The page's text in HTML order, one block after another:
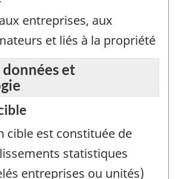
entreprises, aux
et liés à la propriété
données et
cible est constituée de
statistiques
entreprises ou unités)